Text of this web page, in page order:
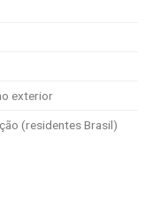
exterior
(residentes Brasil)